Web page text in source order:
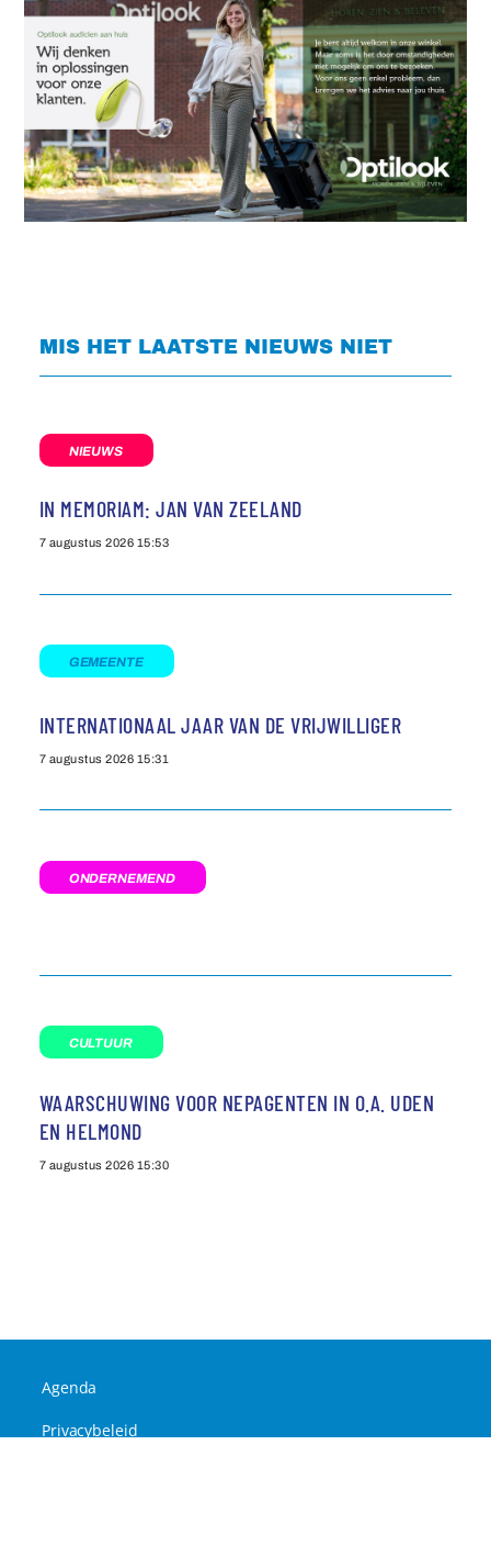
MIS HET LAATSTE NIEUWS NIET
NIEUWS
IN MEMORIAM: JAN VAN ZEELAND
7 augustus 2026 15:53
GEMEENTE
INTERNATIONAAL JAAR VAN DE VRIJWILLIGER
7 augustus 2026 15:31
ONDERNEMEND
CULTUUR
WAARSCHUWING VOOR NEPAGENTEN IN O.A. UDEN
EN HELMOND
7 augustus 2026 15:30
Agenda
Privacybeleid